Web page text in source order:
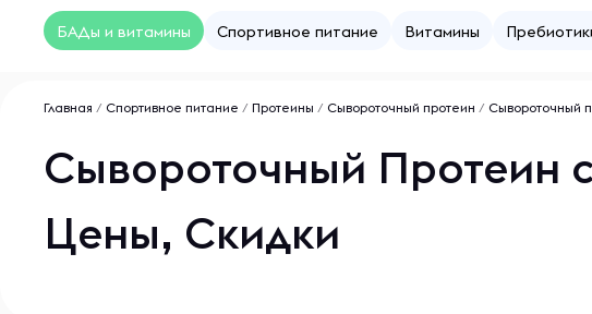
БАДы и витамины Спортивное питание Витамины
Главная / Спортивное питание / Протеины / Сывороточный протеин / Сывороточный
Сывороточный Протеин
Цены, Скидки